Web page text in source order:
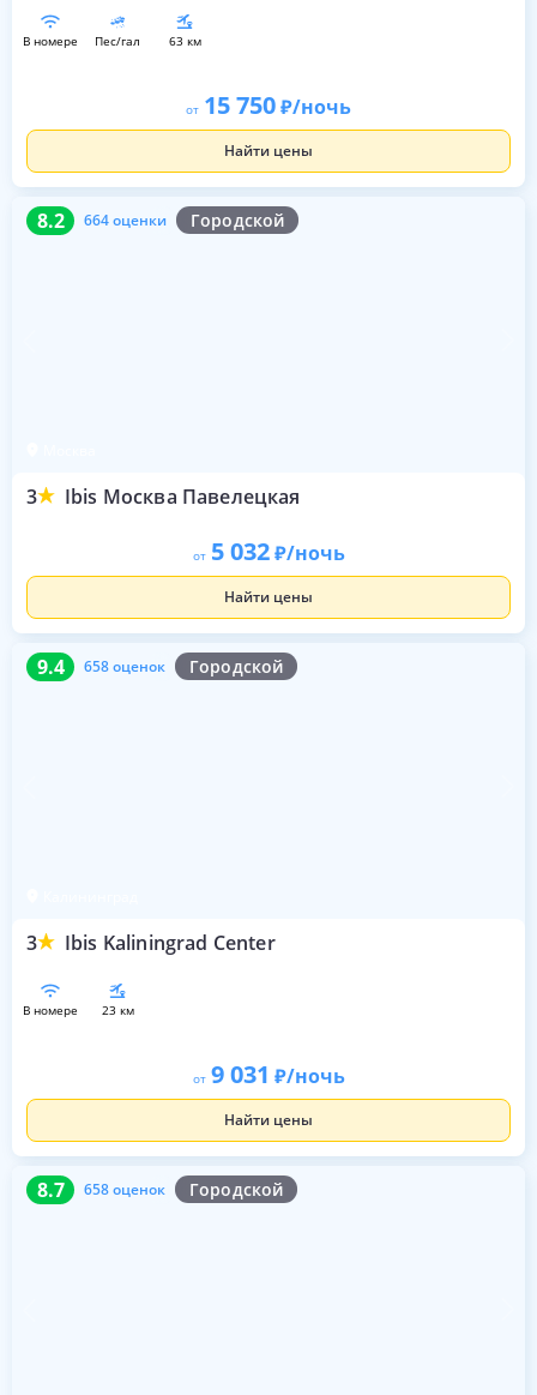
в номере пес/гал 63 км
от 15 750 /ночь
Найти цены
8.2 664 оценки Городской
3 Ibis Москва Павелецкая
8.2 664 оценки
от 5 032 /ночь
Найти цены
9.4 658 оценок Городской
3 Ibis Kaliningrad Center
9.4 658 оценок
в номере 23 км
от 9 031 /ночь
Найти цены
8.7 658 оценок Городской
8.7 658 оценок